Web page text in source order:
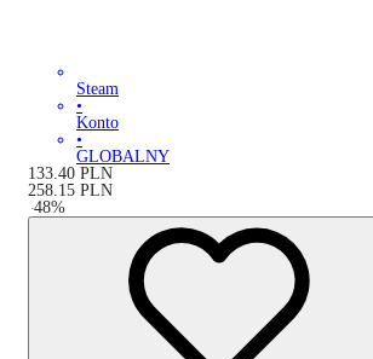
Steam
•
Konto
•
GLOBALNY
133.40 PLN
258.15 PLN
-48%